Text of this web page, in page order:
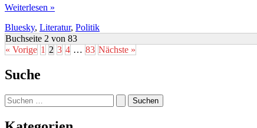
Beinhart
Weiterlesen »
Bluesky, Literatur, Politik
Buchseite 2 von 83
« Vorige 1 2 3 4 … 83 Nächste »
Suche
Suchen
nach: